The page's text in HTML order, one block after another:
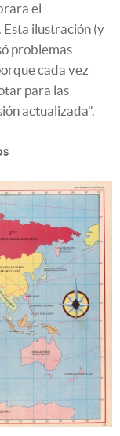
el
ilustración (y
problemas
cada vez
para las
actualizada".